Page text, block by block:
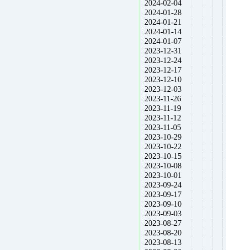
2024-02-04
2024-01-28
2024-01-21
2024-01-14
2024-01-07
2023-12-31
2023-12-24
2023-12-17
2023-12-10
2023-12-03
2023-11-26
2023-11-19
2023-11-12
2023-11-05
2023-10-29
2023-10-22
2023-10-15
2023-10-08
2023-10-01
2023-09-24
2023-09-17
2023-09-10
2023-09-03
2023-08-27
2023-08-20
2023-08-13